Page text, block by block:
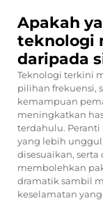
Apakah
teknologi
daripada
Teknologi terkini
pilihan frekuensi,
kemampuan
meningkatkan
terdahulu.
yang lebih
disesuaikan,
membolehkan
dramatik sambil
keselamatan